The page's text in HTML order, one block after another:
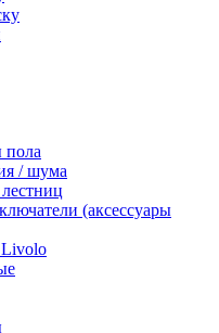
пола
/ шума
(аксессуары